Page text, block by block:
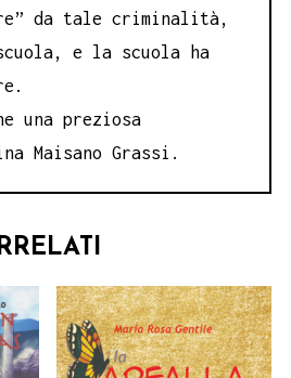
da tale criminalità,
e la scuola ha
una preziosa
Maisano Grassi.